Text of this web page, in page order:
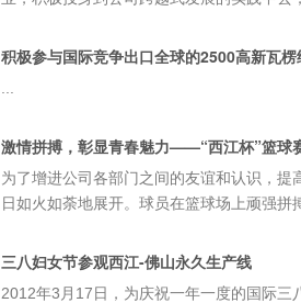
积极参与国际竞争出口全球的2500高新瓦
激情拼搏，彰显青春魅力——“西江杯”篮球
为了增进公司各部门之间的友谊和认识，提
日如火如荼地展开。球员在篮球场上顽强拼
三八妇女节参观西江-佛山永久生产线
2012年3月17日，为庆祝一年一度的国际